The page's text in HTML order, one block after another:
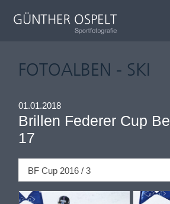
FOTOALBEN - SKI
01.01.2018
Brillen Federer Cup
17